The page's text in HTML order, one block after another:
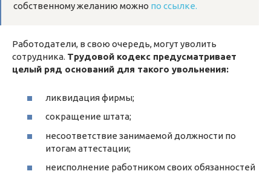
собственному желанию можно по ссылке.
Работодатели, в свою очередь, могут уволить
сотрудника. Трудовой кодекс предусматривает
целый ряд оснований для такого увольнения:
ликвидация фирмы;
сокращение штата;
несоответствие занимаемой должности по
итогам аттестации;
неисполнение работником своих обязанностей